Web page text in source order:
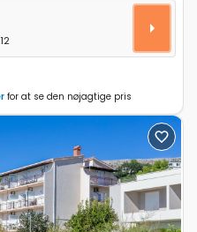
K-4520
12
for at se den nøjagtige pris